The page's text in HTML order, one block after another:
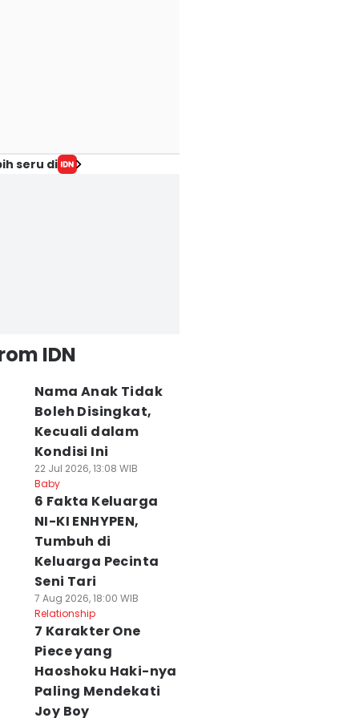
seru di
IDN
Nama Anak Tidak
Boleh Disingkat,
Kecuali dalam
Kondisi Ini
22 Jul 2026, 13:08 WIB
Baby
6 Fakta Keluarga
NI-KI ENHYPEN,
Tumbuh di
Keluarga Pecinta
Seni Tari
7 Aug 2026, 18:00 WIB
Relationship
7 Karakter One
Piece yang
Haoshoku Haki-nya
Paling Mendekati
Joy Boy